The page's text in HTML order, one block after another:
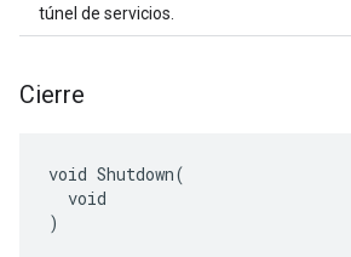
túnel de servicios.
Cierre
void Shutdown(
  void
)